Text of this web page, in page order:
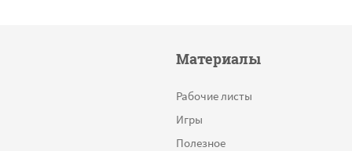
Материалы
Рабочие листы
Игры
Полезное